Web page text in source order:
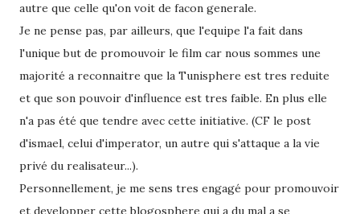
autre que celle qu'on voit de facon generale.
Je ne pense pas, par ailleurs, que l'equipe l'a fait dans
l'unique but de promouvoir le film car nous sommes une
majorité a reconnaitre que la Tunisphere est tres reduite
et que son pouvoir d'influence est tres faible. En plus elle
n'a pas été que tendre avec cette initiative. (CF le post
d'ismael, celui d'imperator, un autre qui s'attaque a la vie
privé du realisateur...).
Personnellement, je me sens tres engagé pour promouvoir
et developper cette blogosphere qui a du mal a se